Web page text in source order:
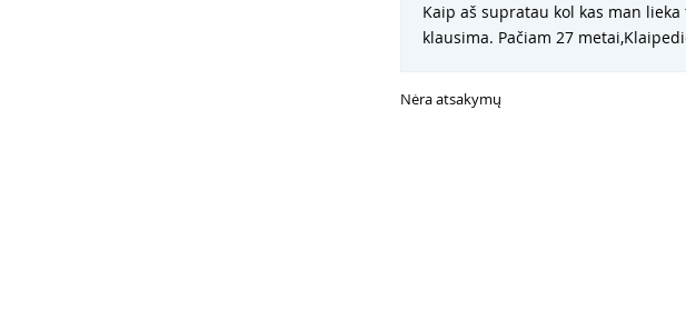
Kaip aš supratau kol kas man
klausima. Pačiam 27
Nėra atsakymų